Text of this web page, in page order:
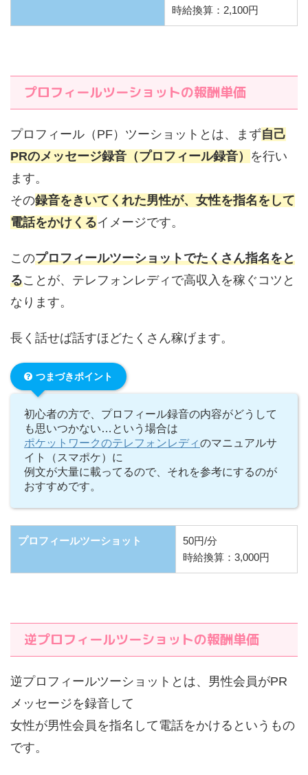
時給換算：2,100円
プロフィールツーショットの報酬単価
プロフィール（PF）ツーショットとは、まず自己
PRのメッセージ録音（プロフィール録音） を行い
ます。
その録音をきいてくれた男性が、女性を指名をして
電話をかけくるイメージです。
このプロフィールツーショットでたくさん指名をと
ることが、テレフォンレディで高収入を稼ぐコツと
なります。
長く話せば話すほどたくさん稼げます。
つまづきポイント
初心者の方で、プロフィール録音の内容がどうして
も思いつかない…という場合は
ポケットワークのテレフォンレディのマニュアルサ
イト（スマポケ）に
例文が大量に載ってるので、それを参考にするのが
おすすめです。
プロフィールツーショット
50円/分
時給換算：3,000円
逆プロフィールツーショットの報酬単価
逆プロフィールツーショットとは、男性会員がPR
メッセージを録音して
女性が男性会員を指名して電話をかけるというもの
です。